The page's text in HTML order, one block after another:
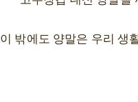
이 밖에도 양말은 우리 생